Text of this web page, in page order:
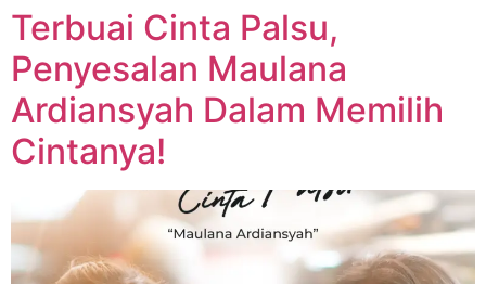
Terbuai Cinta Palsu,
Penyesalan Maulana
Ardiansyah Dalam Memilih
Cintanya!